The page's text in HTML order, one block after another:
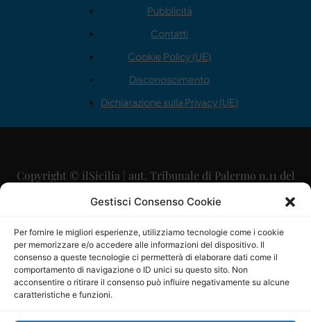
Gestisci Consenso Cookie
Per fornire le migliori esperienze, utilizziamo tecnologie come i cookie
per memorizzare e/o accedere alle informazioni del dispositivo. Il
consenso a queste tecnologie ci permetterà di elaborare dati come il
comportamento di navigazione o ID unici su questo sito. Non
acconsentire o ritirare il consenso può influire negativamente su alcune
caratteristiche e funzioni.
Pubblicità
Contatti
Cookie Policy (UE)
Disconoscimento
Dichiarazione sulla Privacy (UE)
Copyright © ilSicilia | aut. Tribunale di Palermo n.11 del
29/09/2015
Direttore Editoriale: Maurizio Scaglione
Direttore Responsabile: Maria Calabrese